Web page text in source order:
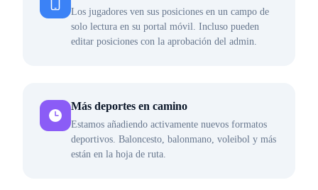
Los jugadores ven sus posiciones en un campo de
solo lectura en su portal móvil. Incluso pueden
editar posiciones con la aprobación del admin.
Más deportes en camino
Estamos añadiendo activamente nuevos formatos
deportivos. Baloncesto, balonmano, voleibol y más
están en la hoja de ruta.